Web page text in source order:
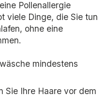
Pollenallergie
viele Dinge, die Sie tun
ohne eine
mindestens
Sie Ihre Haare vor dem